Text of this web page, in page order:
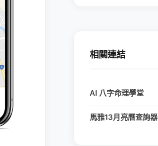
相關連結
AI 八字命理學堂
馬雅13月亮曆查詢器